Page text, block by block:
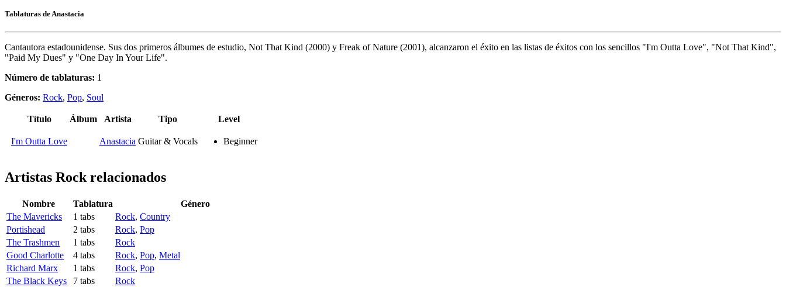
Tablaturas de Anastacia
Cantautora estadounidense. Sus dos primeros álbumes de estudio, Not That Kind (2000) y Freak of Nature (2001), alcanzaron el éxito en las listas de éxitos con los sencillos "I'm Outta Love", "Not That Kind",
"Paid My Dues" y "One Day In Your Life".
Número de tablaturas: 1
Géneros: Rock, Pop, Soul
Título Álbum Artista Tipo Level
I'm Outta Love Anastacia Guitar & Vocals Beginner
Artistas Rockrelacionados
Nombre Tablatura
Género
The Mavericks
1 tabs Rock, Country
Portishead
2 tabs Rock, Pop
The Trashmen
1 tabs
Rock
Good Charlotte
4 tabs Rock, Pop, Metal
Richard Marx
1 tabs Rock, Pop
The Black Keys
7 tabs Rock